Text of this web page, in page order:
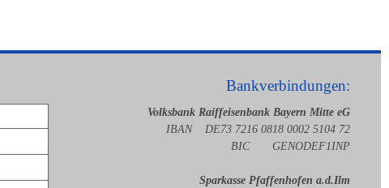
Bankverbindungen:
Volksbank Raiffeisenbank Bayern Mitte eG
IBAN DE73 7216 0818 0002 5104 72
BIC GENODEF1INP
Sparkasse Pfaffenhofen a.d.Ilm